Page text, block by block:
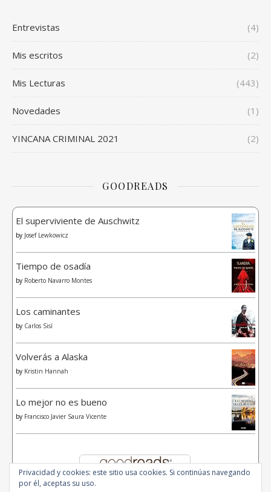
Entrevistas (4)
Mis escritos (2)
Mis Lecturas (443)
Novedades (1)
YINCANA CRIMINAL 2021 (2)
GOODREADS
El superviviente de Auschwitz
by Josef Lewkowicz
Tiempo de osadía
by Roberto Navarro Montes
Los caminantes
by Carlos Sisí
Volverás a Alaska
by Kristin Hannah
Lo mejor no es bueno
by Francisco Javier Saura Vicente
Privacidad y cookies: este sitio usa cookies. Si continúas navegando
por él, aceptas su uso.